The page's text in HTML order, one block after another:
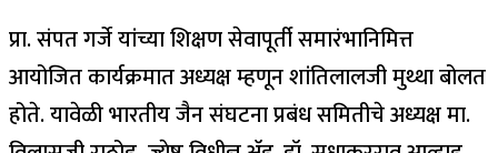
प्रा. संपत गर्जे यांच्या शिक्षण सेवापूर्ती समारंभानिमित्त
आयोजित कार्यक्रमात अध्यक्ष म्हणून शांतिलालजी मुथ्था बोलत
होते. यावेळी भारतीय जैन संघटना प्रबंध समितीचे अध्यक्ष मा.